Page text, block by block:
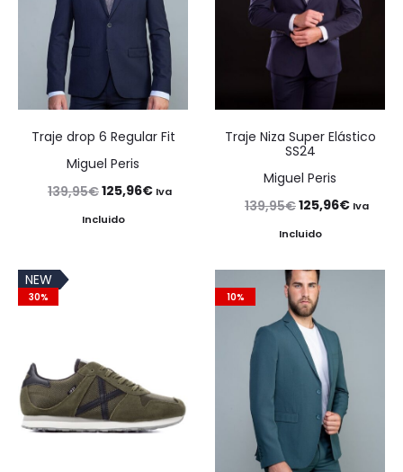
Traje drop 6 Regular Fit
Miguel Peris
139,95€El
precio
125,96€ElIva
Incluido
Traje Niza Super Elástico
SS24
Miguel Peris
139,95€El
precio
era:
139,95€.
125,96€ElIva
Incluido
NEW
30% 10%